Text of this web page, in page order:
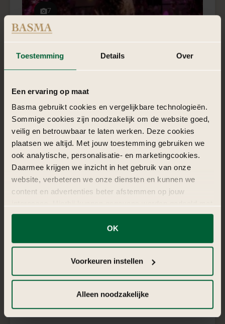
Meer info Vraag offerte aan
5
Special effects pakket
Special Effects brengt impact, visuele beleving en
onvergetelijke momenten naar jouw event.